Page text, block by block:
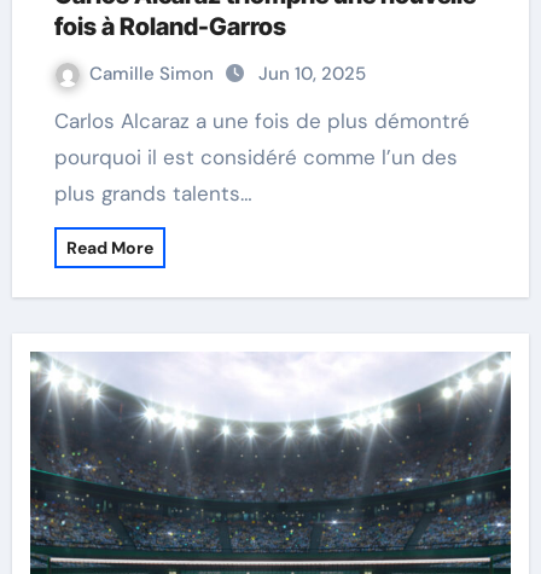
fois à Roland-Garros
Camille Simon Jun 10, 2025
Carlos Alcaraz a une fois de plus démontré
pourquoi il est considéré comme l’un des
plus grands talents…
Read More